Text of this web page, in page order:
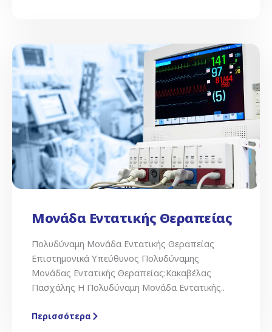
Μονάδα Εντατικής Θεραπείας
Πολυδύναμη Μονάδα Εντατικής Θεραπείας
Επιστημονικά Υπεύθυνος Πολυδύναμης
Μονάδας Εντατικής Θεραπείας:Κακαβέλας
Πασχάλης Η Πολυδύναμη Μονάδα Εντατικής..
Περισσότερα